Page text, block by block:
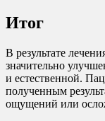
Итог
В результате
значительно
и естественной.
полученным
ощущений или